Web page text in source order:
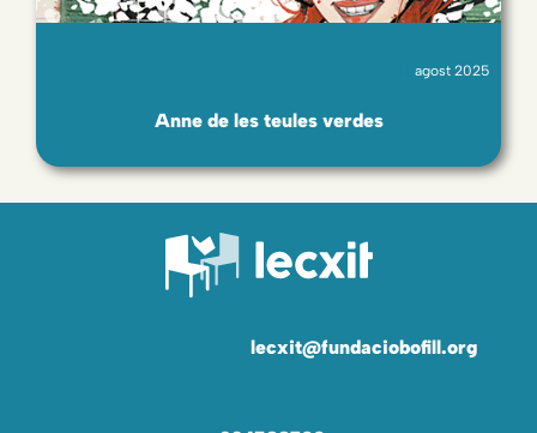
agost 2025
Anne de les teules verdes
lecxit@fundaciobofill.org